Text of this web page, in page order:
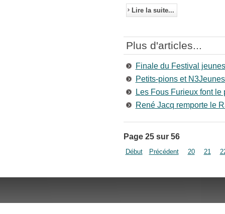
Lire la suite...
Plus d'articles...
Finale du Festival
Petits-pions et
Les Fous Furieux font le
René Jacq remporte le
Page 25 sur 56
Début Précédent 20 21